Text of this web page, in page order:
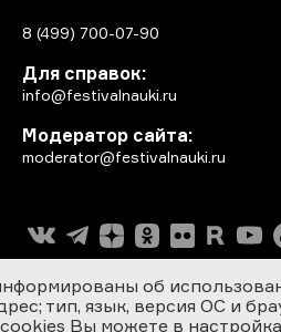
8 (499) 700-07-90
Для справок:
info@festivalnauki.ru
Модератор сайта:
moderator@festivalnauki.ru
об
тип, язык, версия ОС и
Вы можете в